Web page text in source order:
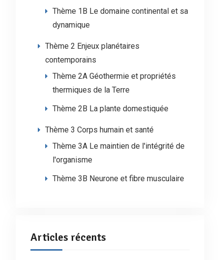
Thème 1B Le domaine continental et sa
dynamique
Thème 2 Enjeux planétaires
contemporains
Thème 2A Géothermie et propriétés
thermiques de la Terre
Thème 2B La plante domestiquée
Thème 3 Corps humain et santé
Thème 3A Le maintien de l'intégrité de
l'organisme
Thème 3B Neurone et fibre musculaire
Articles récents